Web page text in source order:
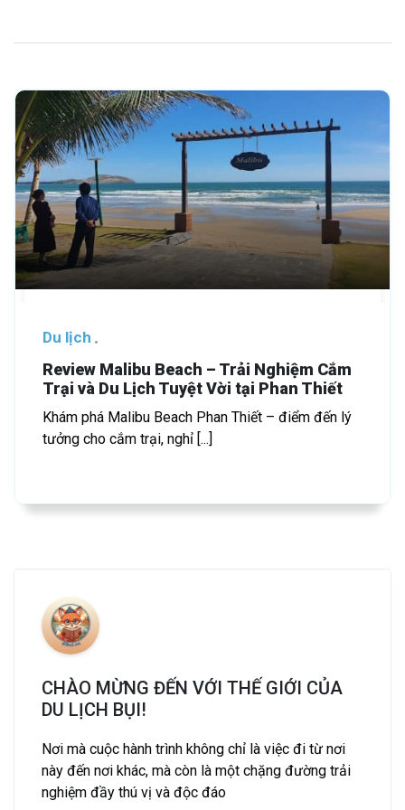
Du lịch
Review Malibu Beach – Trải Nghiệm Cắm
Trại và Du Lịch Tuyệt Vời tại Phan Thiết
Khám phá Malibu Beach Phan Thiết – điểm đến lý
tưởng cho cắm trại, nghỉ [...]
CHÀO MỪNG ĐẾN VỚI THẾ GIỚI CỦA
DU LỊCH BỤI!
Nơi mà cuộc hành trình không chỉ là việc đi từ nơi
này đến nơi khác, mà còn là một chặng đường trải
nghiệm đầy thú vị và độc đáo